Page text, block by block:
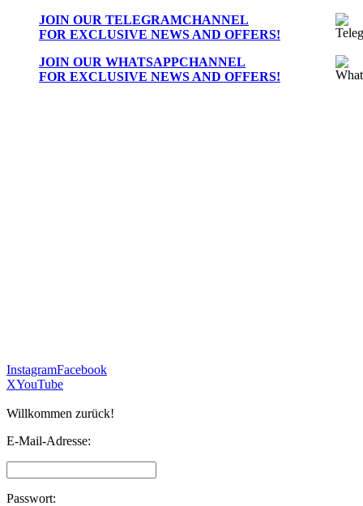
JOIN OUR TELEGRAMCHANNEL
FOR EXCLUSIVE NEWS AND OFFERS!
JOIN OUR WHATSAPPCHANNEL
FOR EXCLUSIVE NEWS AND OFFERS!
InstagramFacebook
XYouTube
Willkommen zurück!
E-Mail-Adresse:
Passwort: